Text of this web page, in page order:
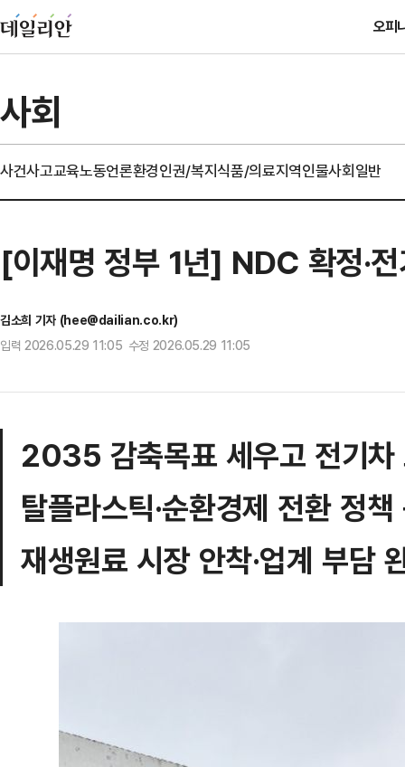
오피
사회
사건사고교육노동언론환경인권/복지식품/의료지역인물사회일반
[이재명 정부 1년] NDC 확정·
김소희 기자 (hee@dailian.co.kr)
입력 2026.05.29 11:05 수정 2026.05.29 11:05
2035 감축목표 세우고 전기차
탈플라스틱·순환경제 전환 정
재생원료 시장 안착·업계 부담